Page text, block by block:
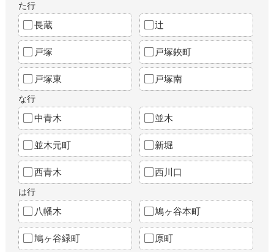
た行
長蔵 辻
戸塚 戸塚鋏町
戸塚東 戸塚南
な行
中青木 並木
並木元町 新堀
西青木 西川口
は行
八幡木 鳩ヶ谷本町
鳩ヶ谷緑町 原町